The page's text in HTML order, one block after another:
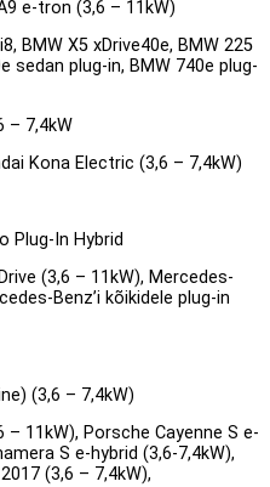
e-tron (3,6 – 11kW)
BMW X5 xDrive40e, BMW 225
sedan plug-in, BMW 740e plug-
– 7,4kW
Kona Electric (3,6 – 7,4kW)
Plug-In Hybrid
(3,6 – 11kW), Mercedes-
Benz’i kõikidele plug-in
(3,6 – 7,4kW)
11kW), Porsche Cayenne S e-
S e-hybrid (3,6-7,4kW),
(3,6 – 7,4kW),